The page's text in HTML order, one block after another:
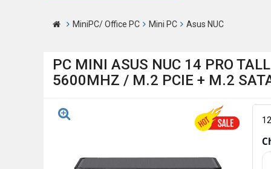
MiniPC/ Office PC Mini PC Asus NUC
PC MINI ASUS NUC 14 PRO
5600MHZ / M.2 PCIE + M.2